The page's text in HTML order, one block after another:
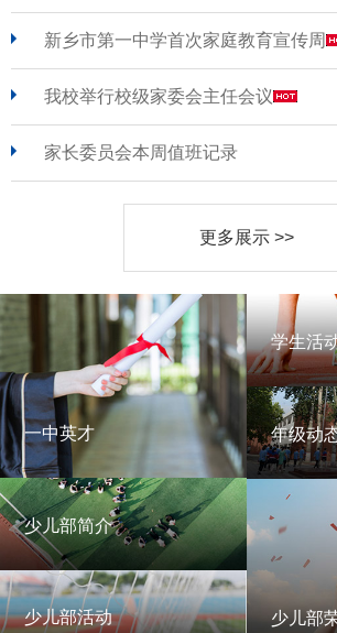
新乡市第一中学首次家庭教育宣传周
我校举行校级家委会主任会议
家长委员会本周值班记录
更多展示 >>
一中英才
一中英才
少儿部简介
少儿部简介
少儿部活动
学生活
学
年级动
年
少儿部